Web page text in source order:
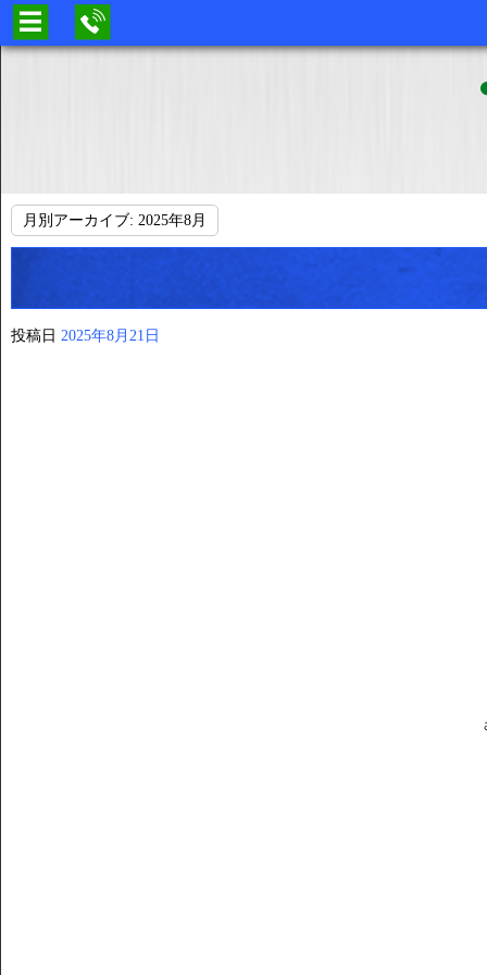
月別アーカイブ: 2025年8月
投稿日 2025年8月21日